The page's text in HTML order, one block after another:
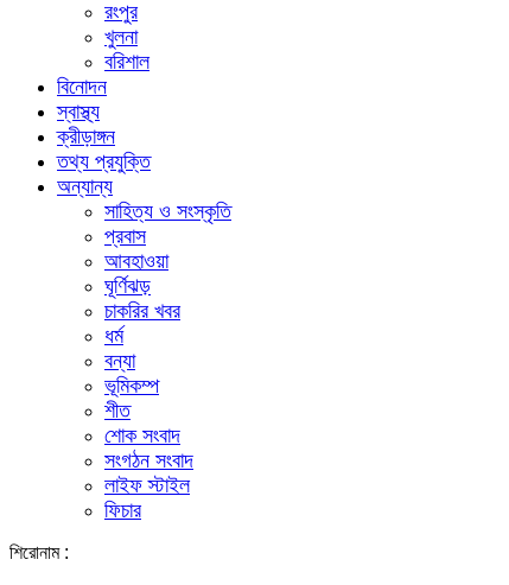
রংপুর
খুলনা
বরিশাল
বিনোদন
স্বাস্থ্য
ক্রীড়াঙ্গন
তথ্য প্রযুক্তি
অন্যান্য
সাহিত্য ও সংস্কৃতি
প্রবাস
আবহাওয়া
ঘূর্ণিঝড়
চাকরির খবর
ধর্ম
বন্যা
ভূমিকম্প
শীত
শোক সংবাদ
সংগঠন সংবাদ
লাইফ স্টাইল
ফিচার
শিরোনাম :